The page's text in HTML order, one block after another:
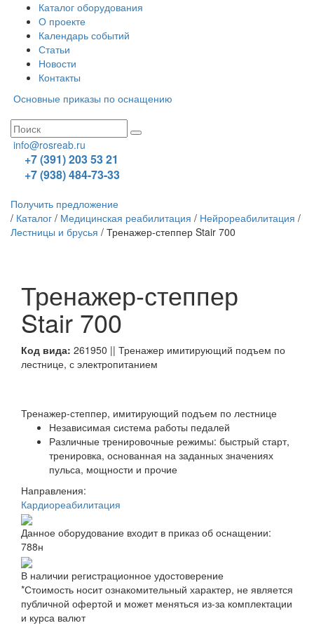
Каталог оборудования
О проекте
Календарь событий
Статьи
Новости
Контакты
Основные приказы по оснащению
info@rosreab.ru
+7 (391) 203 53 21
+7 (938) 484-73-33
Получить предложение
/ Каталог / Медицинская реабилитация / Нейрореабилитация /
Лестницы и брусья / Тренажер-степпер Stair 700
Тренажер-степпер
Stair 700
Код вида: 261950 || Тренажер имитирующий подъем по
лестнице, с электропитанием
Тренажер-степпер, имитирующий подъем по лестнице
Независимая система работы педалей
Различные тренировочные режимы: быстрый старт,
тренировка, основанная на заданных значениях
пульса, мощности и прочие
Направления:
Кардиореабилитация
Данное оборудование входит в приказ об оснащении:
788н
В наличии регистрационное удостоверение
*Стоимость носит ознакомительный характер, не является
публичной офертой и может меняться из-за комплектации
и курса валют